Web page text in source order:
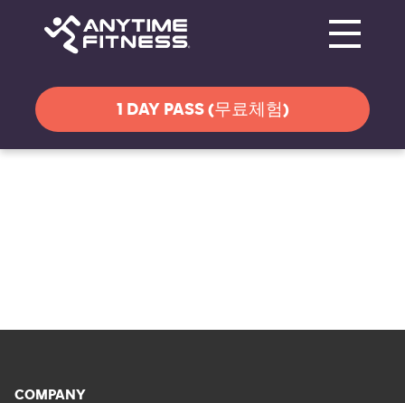
1 DAY PASS (무료체험)
COMPANY